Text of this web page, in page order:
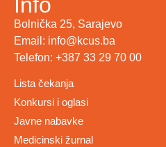
Bolnička 25, Sarajevo
Email: info@kcus.ba
Telefon: +387 33 29 70 00
Lista čekanja
Konkursi i oglasi
Javne nabavke
Medicinski žurnal